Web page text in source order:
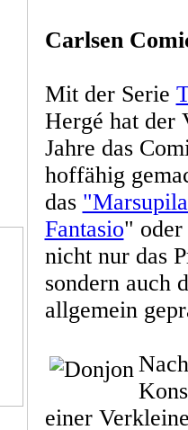
Carlsen
Mit der Serie
Hergé hat der
Jahre das
hoffähig
das
Fantasio"
nicht nur das
sondern auch
allgemein
einer